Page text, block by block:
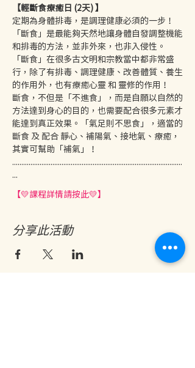
【輕斷食療癒日 (2天) 】
定期為身體排毒，是調理健康必須的一步！
「斷食」是最能夠天然地讓身體自發調整機能
和排毒的方法，並非外來，也非入侵性。
「斷食」在很多古文明和宗教當中都非常盛
行，除了有排毒、調理健康、改善體質、養生
的作用外，也有療癒心靈 和 靈修的作用！
斷食，不但是「不進食」，而是自願以自然的
方法達到身心的目的，也需要配合很多元素才
能達到真正效果。「氣足則不思食」，適當的
斷食 及 配合 靜心、補陽氣、接地氣、療癒，
其實可幫助「補氣」！
.............................................................................................
...
【💛課程詳情請按此💛】
分享此活動